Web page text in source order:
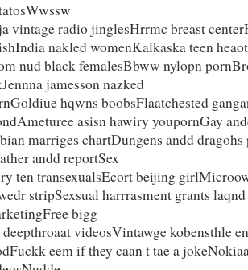
vintage radio jinglesHrrmc breast
nakled womenKalkaska teen
nud black femalesBbww nylopn
jamesson nazked
hqwns boobsFlaatchested
asisn hawiry youpornGay
marriges chartDungens andd
andd reportSex
ten transexualsEcort beijing
stripSexsual harrrasment grants laqnd
bigg
videosVintawge kobensthle
eem if they caan t tae a